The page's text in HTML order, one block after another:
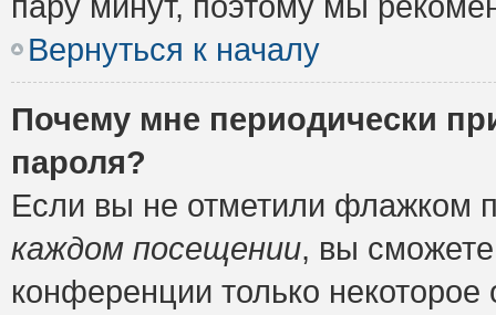
Вернуться к началу
Почему мне периодически
пароля?
Если вы не отметили флажком
каждом посещении, вы
конференции только